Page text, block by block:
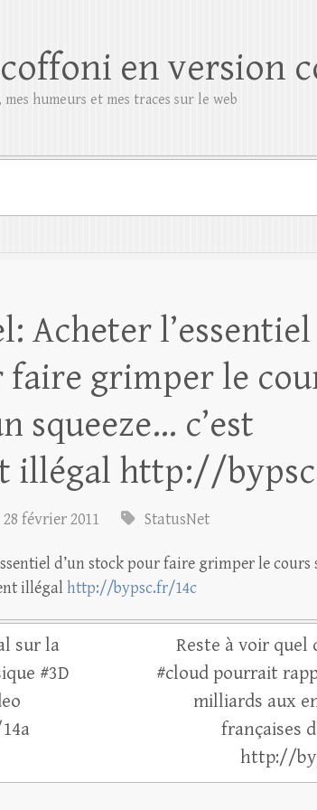
en version
humeurs et mes traces sur le web
Acheter l’essentiel
faire grimper le
squeeze… c’est
illégal http://
28 février 2011 StatusNet
d’un stock pour faire grimper le cours
illégalhttp://bypsc.fr/14c
sur la
#3D
Reste à voir quel
#cloud pourrait
milliards aux
françaises
http://